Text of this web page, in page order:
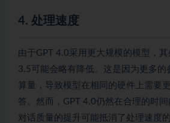
4. 处理速度
由于GPT 4.0采用更大规模的模型，其
3.5可能会略有降低。这是因为更多的
算量，导致模型在相同的硬件上需要
答。然而，GPT 4.0仍然在合理的时间
对话质量的提升可能抵消了处理速度